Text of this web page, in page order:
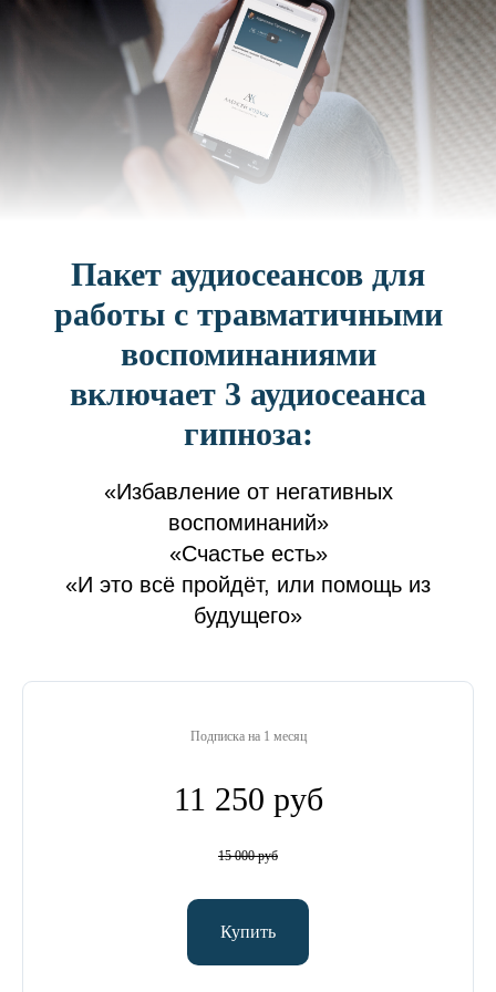
Пакет аудиосеансов для
работы с травматичными
воспоминаниями
включает 3 аудиосеанса
гипноза:
«Избавление от негативных
воспоминаний»
«Счастье есть»
«И это всё пройдёт, или помощь из
будущего»
Подписка на 1 месяц
11 250 руб
15 000 руб
Купить